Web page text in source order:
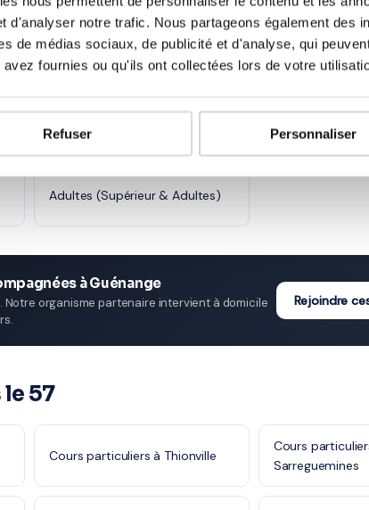
d'analyser notre trafic. Nous partageons également des
de médias sociaux, de publicité et d'analyse, qui
avez fournies ou qu'ils ont collectées lors de votre
Refuser Personnaliser
CM2 (Primaire) 6ème (Collège)
Première (Lycée) Terminale
Adultes (Supérieur & Adultes)
à Guénange
Notre organisme partenaire intervient à domicile
Rejoindre
57
Cours particuliers à Thionville
Cours
Sarreguemines